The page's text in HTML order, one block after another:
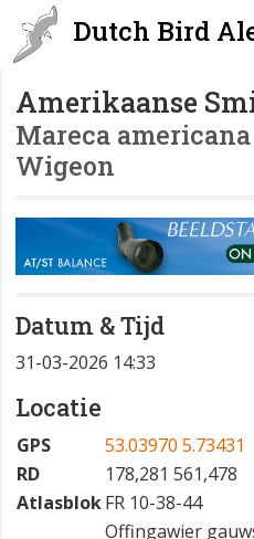
Dutch Bird
Amerikaanse
Mareca americana
Wigeon
Datum & Tijd
31-03-2026 14:33
Locatie
GPS
53.03970 5.73431
RD
178,281 561,478
AtlasblokFR 10-38-44
Offingawier